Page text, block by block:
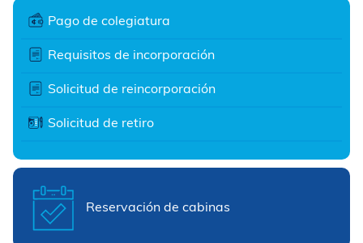
Pago de colegiatura
Requisitos de incorporación
Solicitud de reincorporación
Solicitud de retiro
Reservación de cabinas